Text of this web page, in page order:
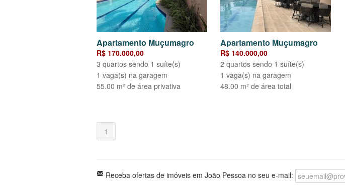
Apartamento Muçumagro
R$ 170.000,00
3 quartos sendo 1 suíte(s)
1 vaga(s) na garagem
55.00 m² de área privativa
Apartamento Muçumagro
R$ 140.000,00
2 quartos sendo 1 suíte(s)
1 vaga(s) na garagem
48.00 m² de área total
1
Receba ofertas de imóveis em João Pessoa no seu e-mail: